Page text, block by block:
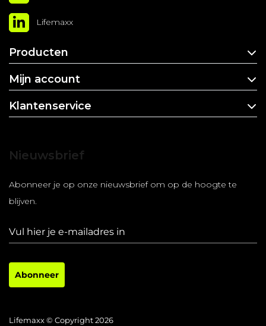
Lifemaxx
Producten
Mijn account
Klantenservice
Nieuwsbrief
Abonneer je op onze nieuwsbrief om op de hoogte te
blijven.
Abonneer
Lifemaxx © Copyright 2026